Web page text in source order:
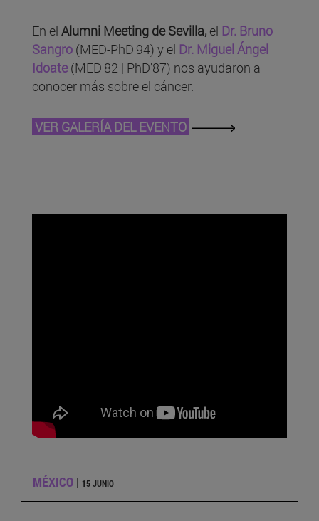
En el Alumni Meeting de Sevilla, el Dr. Bruno
Sangro (MED-PhD'94) y el Dr. Miguel Ángel
Idoate (MED'82 | PhD'87) nos ayudaron a
conocer más sobre el cáncer.
VER GALERÍA DEL EVENTO
MÉXICO | 15 JUNIO